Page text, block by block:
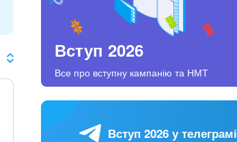
Вступ 2026
Все про вступну кампанію та НМТ
Вступ 2026 у телеграмі